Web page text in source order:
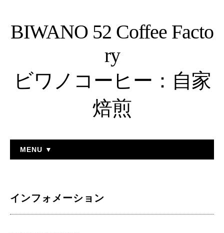
BIWANO 52 Coffee Facto
ry
ビワノコーヒー：自家
焙煎
MENU ▼
インフォメーション